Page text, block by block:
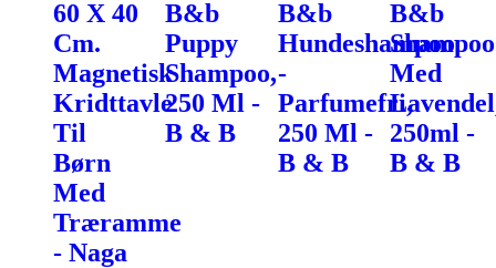
60 X 40
Cm.
Magnetisk
Kridttavle
Til
Børn
Med
Træramme
- Naga
B&b
Puppy
Shampoo,
250 Ml -
B & B
B&b
Hundeshampoo
-
Parfumefri,
250 Ml -
B & B
B&b
Shampoo
Med
250ml -
B & B